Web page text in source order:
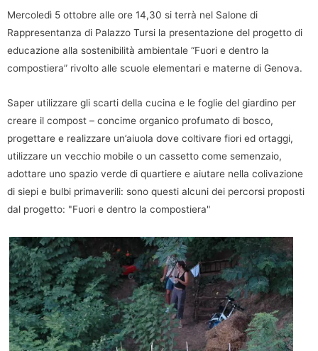
Mercoledì 5 ottobre alle ore 14,30 si terrà nel Salone di
Rappresentanza di Palazzo Tursi la presentazione del progetto di
educazione alla sostenibilità ambientale “Fuori e dentro la
compostiera” rivolto alle scuole elementari e materne di Genova.
Saper utilizzare gli scarti della cucina e le foglie del giardino per
creare il compost – concime organico profumato di bosco,
progettare e realizzare un’aiuola dove coltivare fiori ed ortaggi,
utilizzare un vecchio mobile o un cassetto come semenzaio,
adottare uno spazio verde di quartiere e aiutare nella colivazione
di siepi e bulbi primaverili: sono questi alcuni dei percorsi proposti
dal progetto: "Fuori e dentro la compostiera"